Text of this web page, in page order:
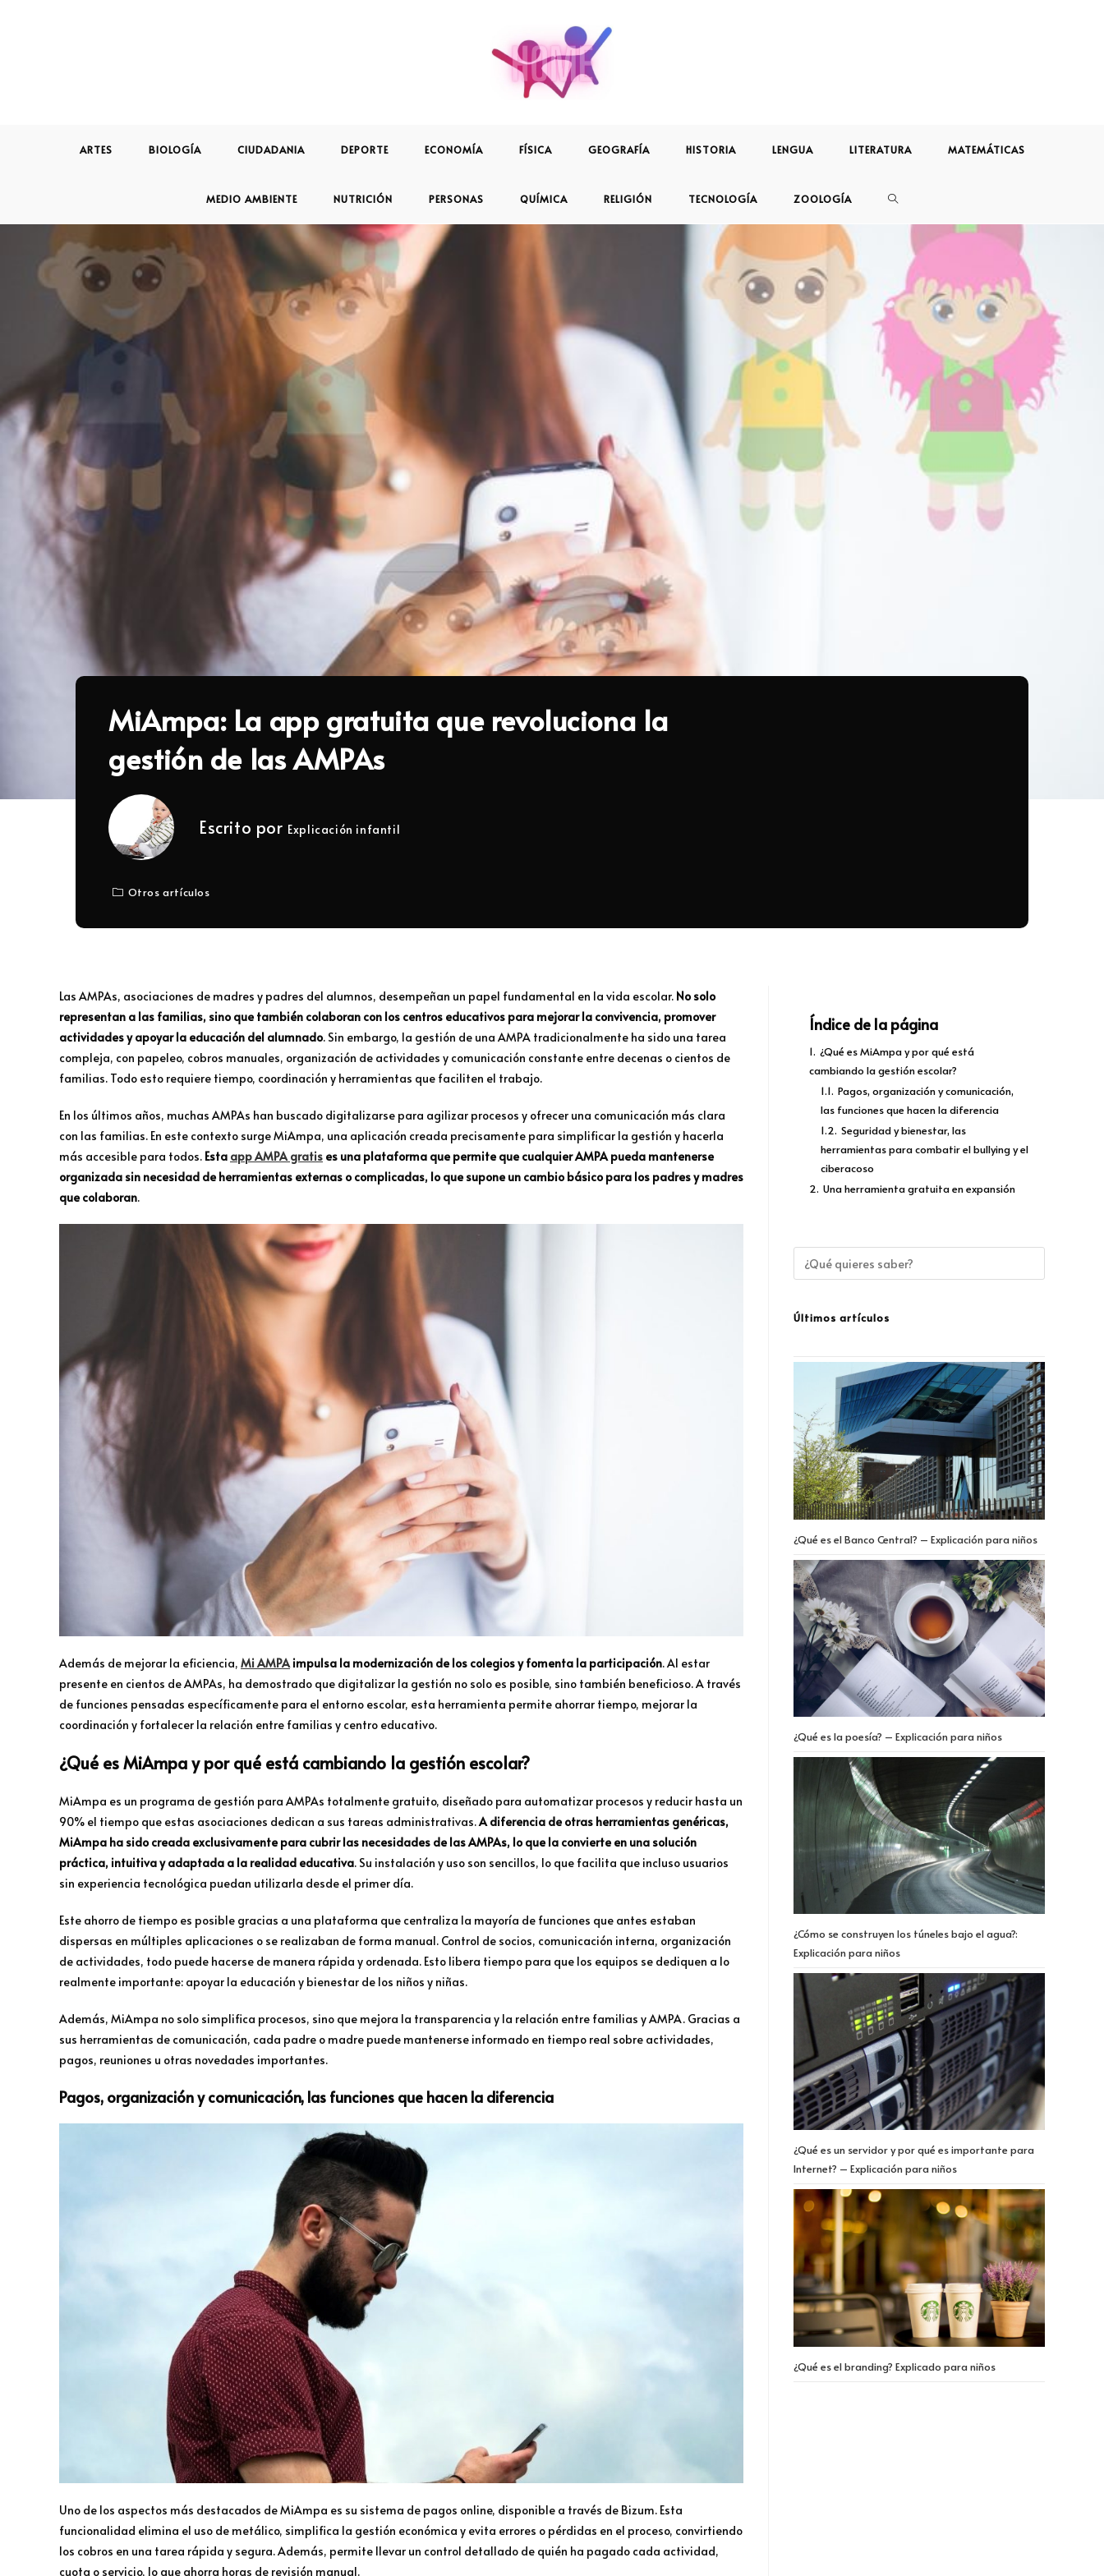
ARTES BIOLOGÍA CIUDADANIA DEPORTE ECONOMÍA FÍSICA GEOGRAFÍA HISTORIA LENGUA LITERATURA MATEMÁTICAS
MEDIO AMBIENTE NUTRICIÓN PERSONAS QUÍMICA RELIGIÓN TECNOLOGÍA ZOOLOGÍA
MiAmpa: La app gratuita que revoluciona la
gestión de las AMPAs
Escrito por Explicación infantil
Otros artículos
Las AMPAs, asociaciones de madres y padres del alumnos, desempeñan un papel fundamental en la vida escolar. No solo
representan a las familias, sino que también colaboran con los centros educativos para mejorar la convivencia, promover
actividades y apoyar la educación del alumnado. Sin embargo, la gestión de una AMPA tradicionalmente ha sido una tarea
compleja, con papeleo, cobros manuales, organización de actividades y comunicación constante entre decenas o cientos de
familias. Todo esto requiere tiempo, coordinación y herramientas que faciliten el trabajo.
En los últimos años, muchas AMPAs han buscado digitalizarse para agilizar procesos y ofrecer una comunicación más clara
con las familias. En este contexto surge MiAmpa, una aplicación creada precisamente para simplificar la gestión y hacerla
más accesible para todos. Esta app AMPA gratis es una plataforma que permite que cualquier AMPA pueda mantenerse
organizada sin necesidad de herramientas externas o complicadas, lo que supone un cambio básico para los padres y madres
que colaboran.
Además de mejorar la eficiencia, Mi AMPA impulsa la modernización de los colegios y fomenta la participación. Al estar
presente en cientos de AMPAs, ha demostrado que digitalizar la gestión no solo es posible, sino también beneficioso. A través
de funciones pensadas específicamente para el entorno escolar, esta herramienta permite ahorrar tiempo, mejorar la
coordinación y fortalecer la relación entre familias y centro educativo.
¿Qué es MiAmpa y por qué está cambiando la gestión escolar?
MiAmpa es un programa de gestión para AMPAs totalmente gratuito, diseñado para automatizar procesos y reducir hasta un
90% el tiempo que estas asociaciones dedican a sus tareas administrativas.A diferencia de otras herramientas genéricas,
MiAmpa ha sido creada exclusivamente para cubrir las necesidades de las AMPAs, lo que la convierte en una solución
práctica, intuitiva y adaptada a la realidad educativa. Su instalación y uso son sencillos, lo que facilita que incluso usuarios
sin experiencia tecnológica puedan utilizarla desde el primer día.
Este ahorro de tiempo es posible gracias a una plataforma que centraliza la mayoría de funciones que antes estaban
dispersas en múltiples aplicaciones o se realizaban de forma manual. Control de socios, comunicación interna, organización
de actividades, todo puede hacerse de manera rápida y ordenada. Esto libera tiempo para que los equipos se dediquen a lo
realmente importante: apoyar la educación y bienestar de los niños y niñas.
Además, MiAmpa no solo simplifica procesos, sino que mejora la transparencia y la relación entre familias y AMPA. Gracias a
sus herramientas de comunicación, cada padre o madre puede mantenerse informado en tiempo real sobre actividades,
pagos, reuniones u otras novedades importantes.
Pagos, organización y comunicación, las funciones que hacen la diferencia
Uno de los aspectos más destacados de MiAmpa es su sistema de pagos online, disponible a través de Bizum. Esta
funcionalidad elimina el uso de metálico, simplifica la gestión económica y evita errores o pérdidas en el proceso, convirtiendo
los cobros en una tarea rápida y segura. Además, permite llevar un control detallado de quién ha pagado cada actividad,
cuota o servicio, lo que ahorra horas de revisión manual.
Índice de la página
1. ¿Qué es MiAmpa y por qué está
cambiando la gestión escolar?
1.1. Pagos, organización y comunicación,
las funciones que hacen la diferencia
1.2. Seguridad y bienestar, las
herramientas para combatir el bullying y el
ciberacoso
2. Una herramienta gratuita en expansión
Últimos artículos
¿Qué es el Banco Central? – Explicación para niños
¿Qué es la poesía? – Explicación para niños
¿Cómo se construyen los túneles bajo el agua?:
Explicación para niños
¿Qué es un servidor y por qué es importante para
Internet? – Explicación para niños
¿Qué es el branding? Explicado para niños